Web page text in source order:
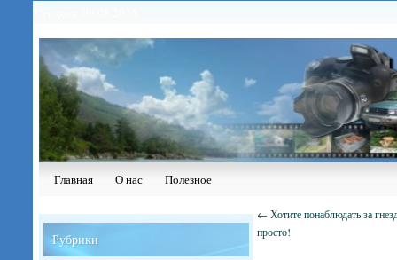
Главная О нас Полезное
← Хотите понаблюдать за
просто!
Рубрики